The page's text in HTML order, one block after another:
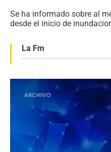
Se ha informado sobre al
desde el inicio de
La Fm